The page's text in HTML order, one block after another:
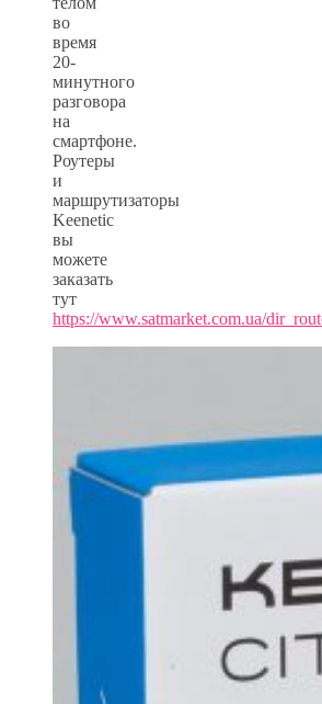
во
время
20-
минутного
разговора
на
смартфоне.
Роутеры
и
маршрутизаторы
Keenetic
вы
можете
заказать
тут
https://www.satmarket.com.ua/